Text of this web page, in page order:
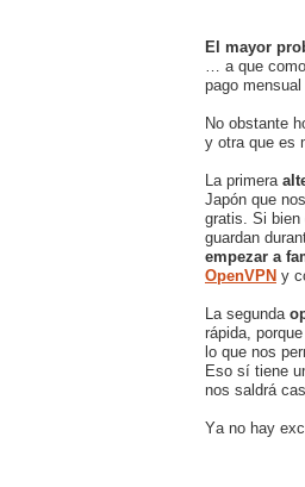
El mayor
… a que
pago mensual
No obstante
y otra que es
La primera
Japón que
gratis. Si bien
guardan
empezar a
OpenVPN y
La segunda
rápida,
lo que nos
Eso sí tiene
nos saldrá
Ya no hay